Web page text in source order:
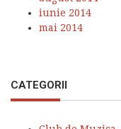
iunie 2014
mai 2014
CATEGORII